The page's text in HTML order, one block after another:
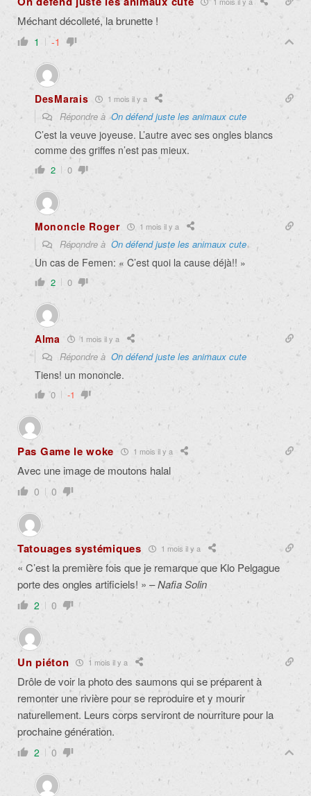
Méchant décolleté, la brunette !
1 -1
DesMarais 1 mois il y a
Répondre àOn défend juste les animaux cute
C’est la veuve joyeuse. L’autre avec ses ongles blancs
comme des griffes n’est pas mieux.
2 0
Mononcle Roger 1 mois il y a
Répondre à On défend juste les animaux cute
Un cas de Femen: « C’est quoi la cause déjà!! »
2 0
Alma 1 mois il y a
Répondre à On défend juste les animaux cute
Tiens! un mononcle.
0 -1
Pas Game le woke 1 mois il y a
Avec une image de moutons halal
0 0
Tatouages systémiques 1 mois il y a
« C’est la première fois que je remarque que Klo Pelgague
porte des ongles artificiels! » –Nafia Solin
2 0
Un piéton 1 mois il y a
Drôle de voir la photo des saumons qui se préparent à
remonter une rivière pour se reproduire et y mourir
naturellement. Leurs corps serviront de nourriture pour la
prochaine génération.
2 0